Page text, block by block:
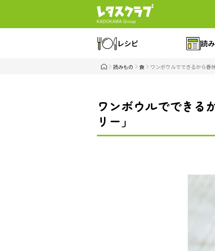
レシピ 読
読みもの 食 ワンボウルでできるから春
ワンボウルでできる
リー」